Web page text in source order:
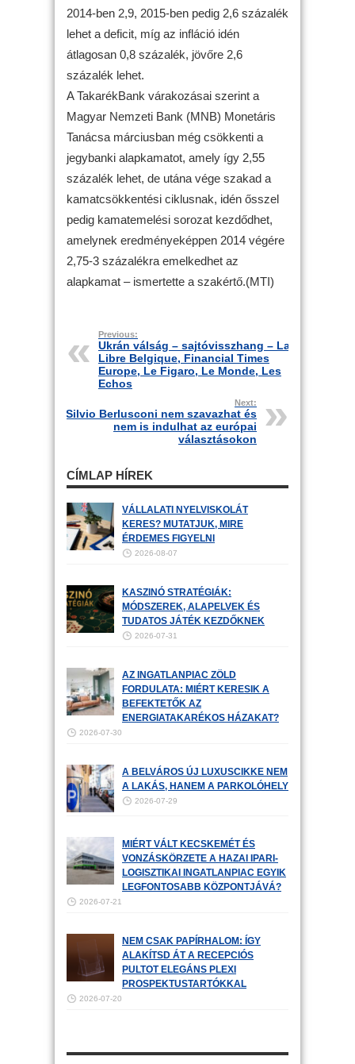
2014-ben 2,9, 2015-ben pedig 2,6 százalék
lehet a deficit, míg az infláció idén
átlagosan 0,8 százalék, jövőre 2,6
százalék lehet.
A TakarékBank várakozásai szerint a
Magyar Nemzeti Bank (MNB) Monetáris
Tanácsa márciusban még csökkenti a
jegybanki alapkamatot, amely így 2,55
százalék lehet, de utána vége szakad a
kamatcsökkentési ciklusnak, idén ősszel
pedig kamatemelési sorozat kezdődhet,
amelynek eredményeképpen 2014 végére
2,75-3 százalékra emelkedhet az
alapkamat – ismertette a szakértő.(MTI)
Previous:
Ukrán válság – sajtóvisszhang – La
Libre Belgique, Financial Times
Europe, Le Figaro, Le Monde, Les
Echos
Next:
Silvio Berlusconi nem szavazhat és
nem is indulhat az európai
választásokon
CÍMLAP HÍREK
VÁLLALATI NYELVISKOLÁT
KERES? MUTATJUK, MIRE
ÉRDEMES FIGYELNI
2026-08-07
KASZINÓ STRATÉGIÁK:
MÓDSZEREK, ALAPELVEK ÉS
TUDATOS JÁTÉK KEZDŐKNEK
2026-07-31
AZ INGATLANPIAC ZÖLD
FORDULATA: MIÉRT KERESIK A
BEFEKTETŐK AZ
ENERGIATAKARÉKOS HÁZAKAT?
2026-07-30
A BELVÁROS ÚJ LUXUSCIKKE NEM
A LAKÁS, HANEM A PARKOLÓHELY
2026-07-29
MIÉRT VÁLT KECSKEMÉT ÉS
VONZÁSKÖRZETE A HAZAI IPARI-
LOGISZTIKAI INGATLANPIAC EGYIK
LEGFONTOSABB KÖZPONTJÁVÁ?
2026-07-21
NEM CSAK PAPÍRHALOM: ÍGY
ALAKÍTSD ÁT A RECEPCIÓS
PULTOT ELEGÁNS PLEXI
PROSPEKTUSTARTÓKKAL
2026-07-20